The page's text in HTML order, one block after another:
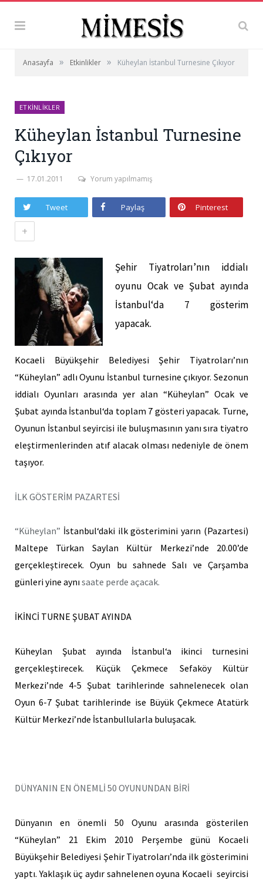
Anasayfa » Etkinlikler » Küheylan İstanbul Turnesine Çıkıyor
ETKINLIKLER
Küheylan İstanbul Turnesine
Çıkıyor
17.01.2011 Yorum yapılmamış
Tweet Paylaş Pinterest
+
Şehir Tiyatroları’nın iddialı
oyunu Ocak ve Şubat ayında
İstanbul‘da 7 gösterim
yapacak.
Kocaeli Büyükşehir Belediyesi Şehir Tiyatroları’nın
“Küheylan” adlı Oyunu İstanbul turnesine çıkıyor. Sezonun
iddialı Oyunları arasında yer alan “Küheylan” Ocak ve
Şubat ayında İstanbul‘da toplam 7 gösteri yapacak. Turne,
Oyunun İstanbul seyircisi ile buluşmasının yanı sıra tiyatro
eleştirmenlerinden atıf alacak olması nedeniyle de önem
taşıyor.
İLK GÖSTERİM PAZARTESİ
“Küheylan” İstanbul‘daki ilk gösterimini yarın (Pazartesi)
Maltepe
Türkan Saylan Kültür Merkezi’nde 20.00’de
gerçekleştirecek. Oyun bu sahnede Salı ve Çarşamba
günleri yine aynısaate perde açacak.
İKİNCİ TURNE ŞUBAT AYINDA
Küheylan Şubat ayında İstanbul‘a ikinci turnesini
gerçekleştirecek. Küçük Çekmece SefaköyKültür
Merkezi’nde 4-5 Şubat tarihlerinde sahnelenecek olan
Oyun 6-7 Şubat tarihlerinde ise Büyük Çekmece Atatürk
Kültür Merkezi’nde İstanbullularla buluşacak.
DÜNYANIN EN ÖNEMLİ 50 OYUNUNDAN BİRİ
Dünyanın en önemli 50 Oyunu arasında gösterilen
“Küheylan” 21 Ekim 2010 Perşembe günü Kocaeli
Büyükşehir Belediyesi Şehir Tiyatroları’nda ilk gösterimini
yaptı. Yaklaşık üç aydır sahnelenen oyuna Kocaeli seyircisi